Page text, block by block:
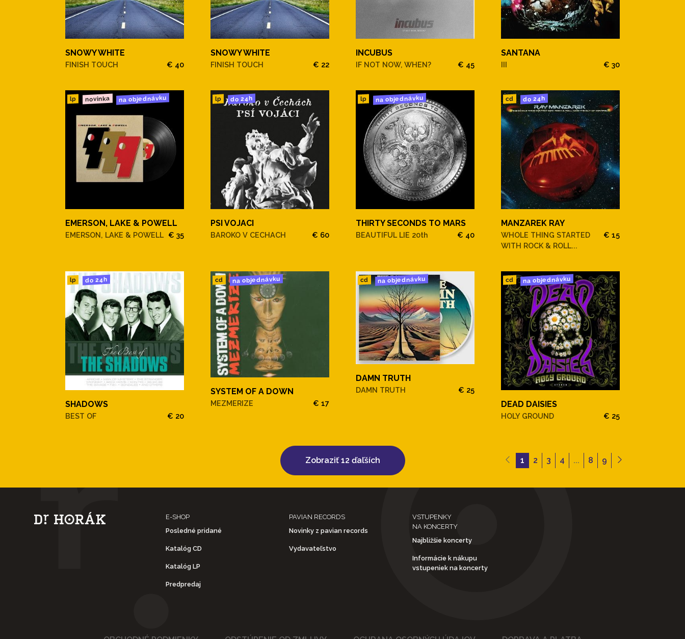
SNOWY WHITE
FINISH TOUCH € 40
SNOWY WHITE
FINISH TOUCH € 22
INCUBUS
IF NOT NOW, WHEN? € 45
SANTANA
III € 30
lp novinka na objednávku
EMERSON, LAKE & POWELL
EMERSON, LAKE & POWELL € 35
lp do 24h
PSI VOJACI
BAROKO V CECHACH € 60
lp na objednávku
THIRTY SECONDS TO MARS
BEAUTIFUL LIE 20th € 40
cd do 24h
MANZAREK RAY
WHOLE THING STARTED
WITH ROCK & ROLL...
€ 15
lp do 24h
SHADOWS
BEST OF € 20
cd na objednávku
SYSTEM OF A DOWN
MEZMERIZE € 17
cd na objednávku
DAMN TRUTH
DAMN TRUTH € 25
cd na objednávku
DEAD DAISIES
HOLY GROUND € 25
Zobraziť 12 ďaľších 1 2 3 4 ... 8 9
E-SHOP
Posledné pridané
Katalóg CD
Katalóg LP
Predpredaj
PAVIAN RECORDS
Novinky z pavian records
Vydavateľstvo
VSTUPENKY
NA KONCERTY
Najbližšie koncerty
Informácie k nákupu
vstupeniek na koncerty